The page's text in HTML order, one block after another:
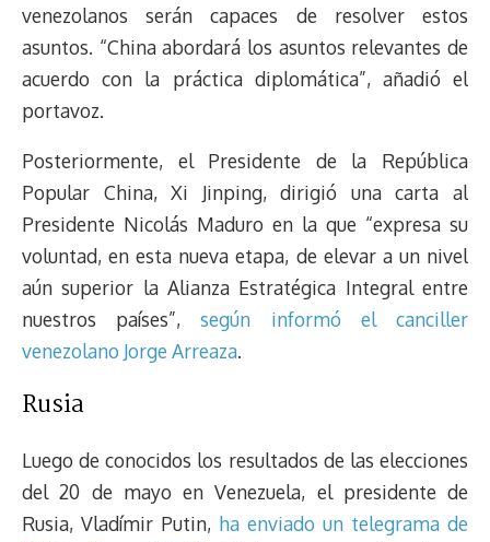
venezolanos serán capaces de resolver estos
asuntos. “China abordará los asuntos relevantes de
acuerdo con la práctica diplomática”, añadió el
portavoz.
Posteriormente, el Presidente de la República
Popular China, Xi Jinping, dirigió una carta al
Presidente Nicolás Maduro en la que “expresa su
voluntad, en esta nueva etapa, de elevar a un nivel
aún superior la Alianza Estratégica Integral entre
nuestros países”,según informó el canciller
venezolano Jorge Arreaza.
Rusia
Luego de conocidos los resultados de las elecciones
del 20 de mayo en Venezuela, el presidente de
Rusia, Vladímir Putin, ha enviado un telegrama de